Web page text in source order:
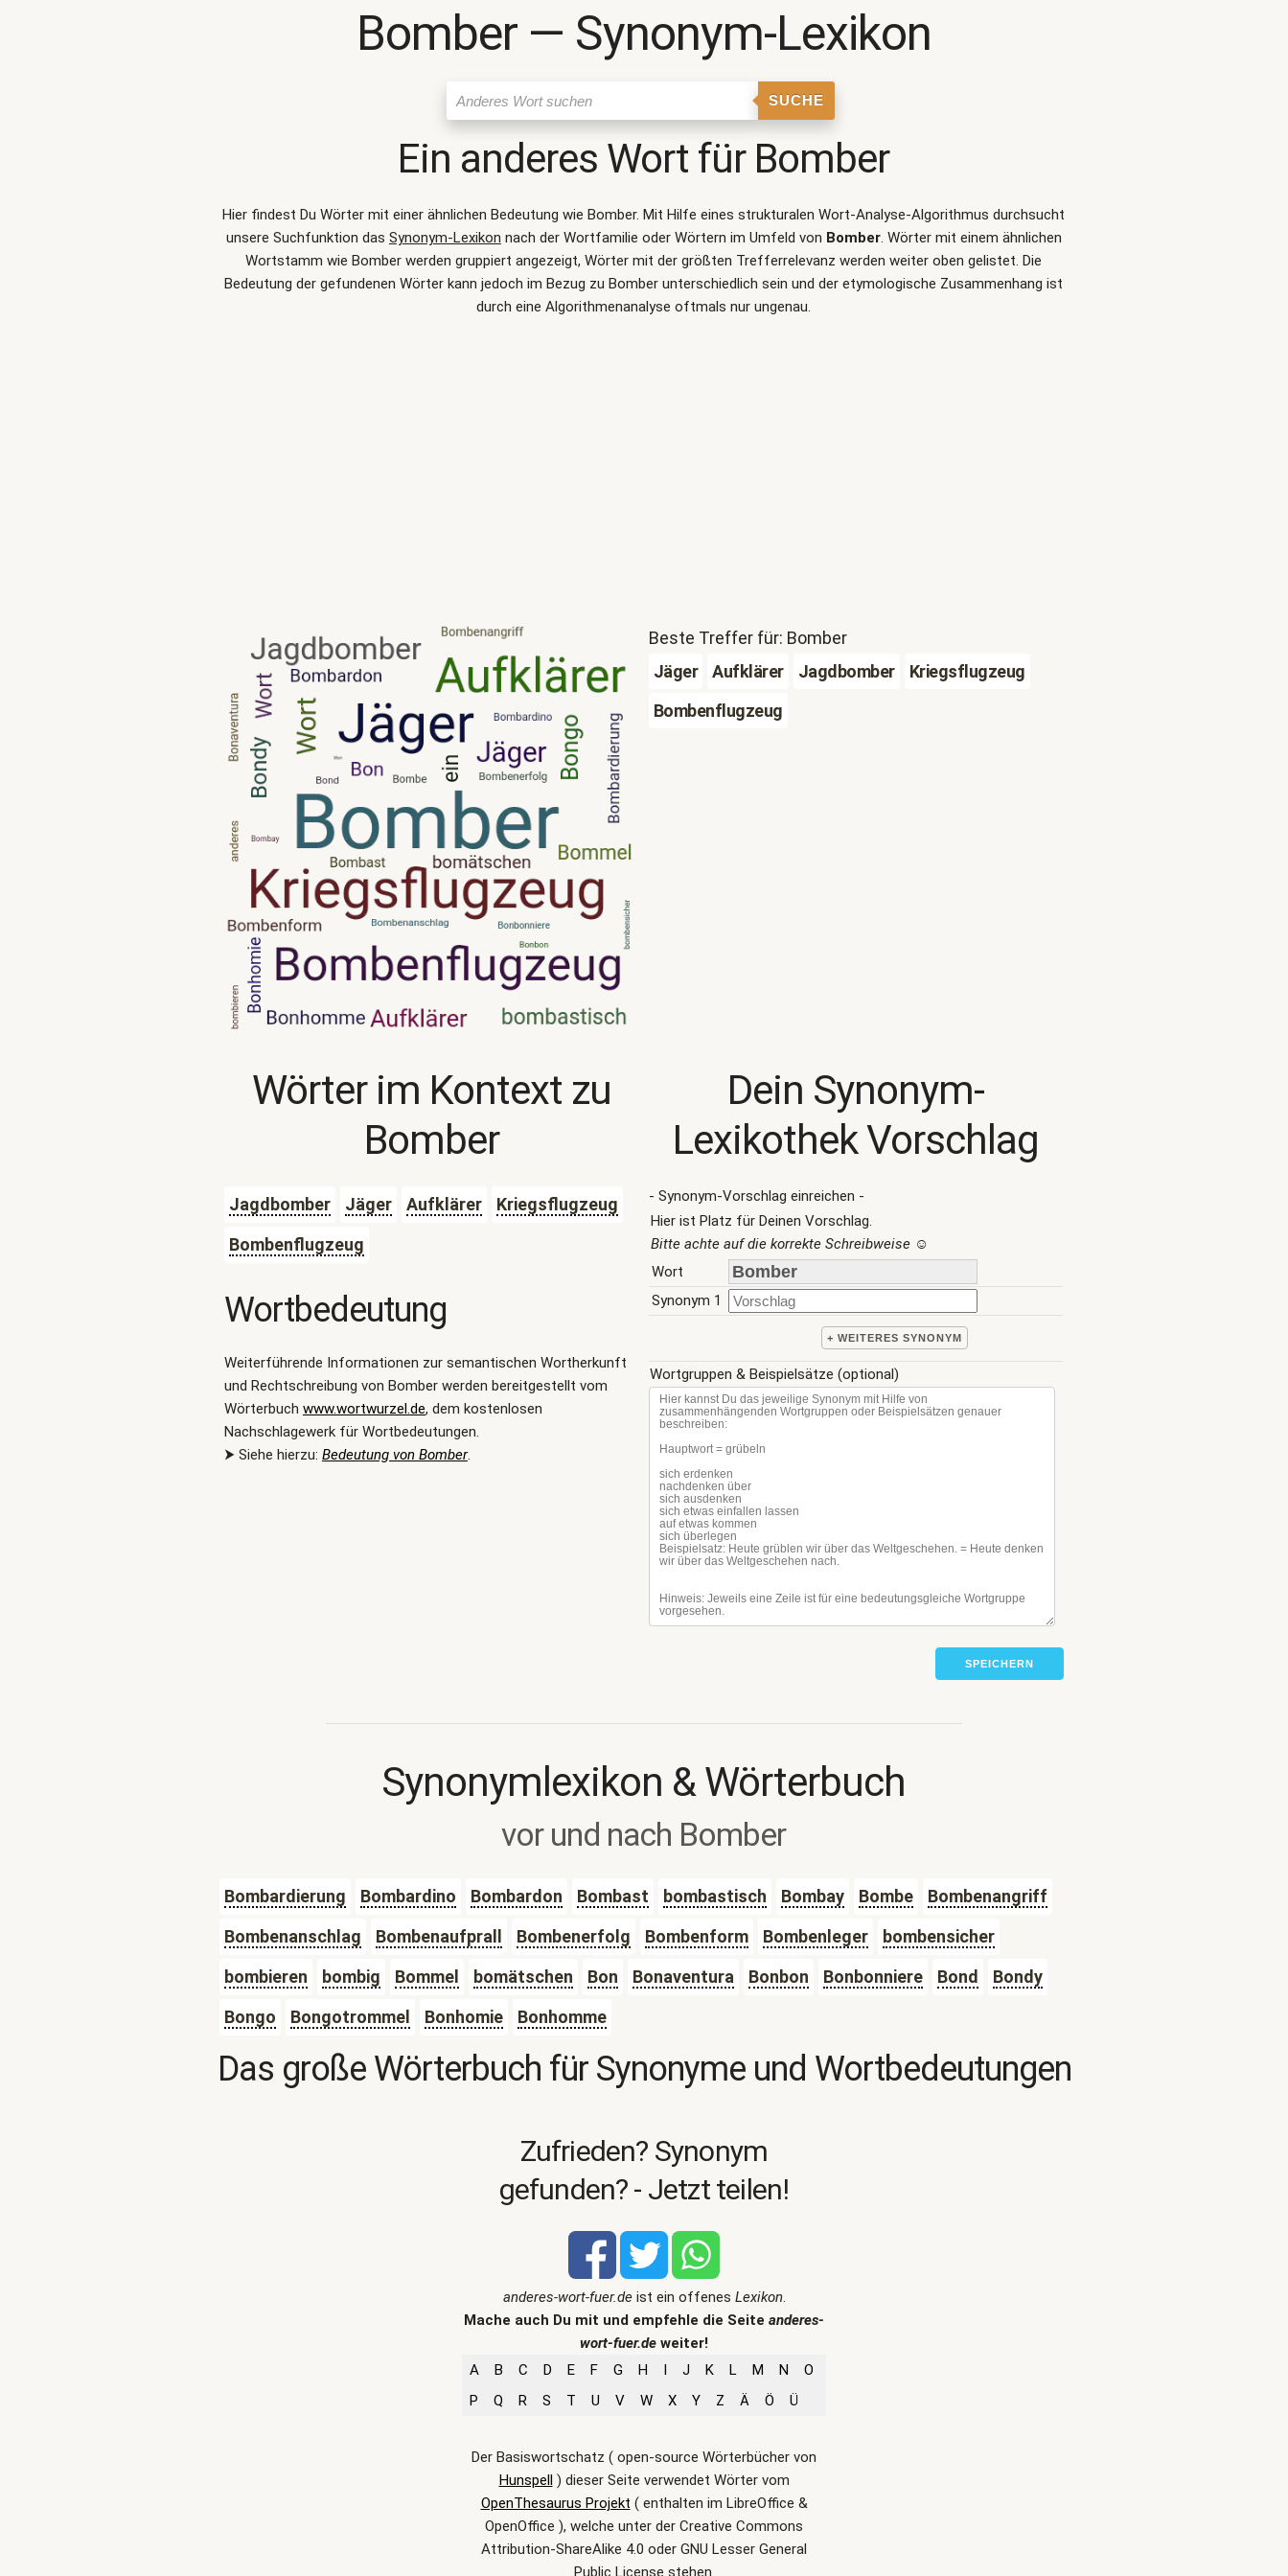
Bomber ― Synonym-Lexikon
SUCHE
Ein anderes Wort für Bomber
Hier findest Du Wörter mit einer ähnlichen Bedeutung wieBomber. Mit Hilfe eines strukturalen Wort-Analyse-Algorithmus durchsucht
unsere Suchfunktion das Synonym-Lexikon nach der Wortfamilie oder Wörtern im Umfeld von Bomber. Wörter mit einem ähnlichen
Wortstamm wie Bomber werden gruppiert angezeigt, Wörter mit der größten Trefferrelevanz werden weiter oben gelistet. Die
Bedeutung der gefundenen Wörter kann jedoch im Bezug zu Bomber unterschiedlich sein und der etymologische Zusammenhang ist
durch eine Algorithmenanalyse oftmals nur ungenau.
Beste Treffer für: Bomber
Jäger
Aufklärer Jagdbomber
Kriegsflugzeug
Bombenflugzeug
Wörter im Kontext zu
Bomber
Jagdbomber Jäger Aufklärer
Kriegsflugzeug
Bombenflugzeug
Wortbedeutung
Weiterführende Informationen zur semantischen Wortherkunft
und Rechtschreibung von Bomber werden bereitgestellt vom
Wörterbuch www.wortwurzel.de, dem kostenlosen
Nachschlagewerk für Wortbedeutungen.
⮞ Siehe hierzu: Bedeutung von Bomber.
Dein Synonym-
Lexikothek Vorschlag
- Synonym-Vorschlag einreichen -
Hier ist Platz für Deinen Vorschlag.
Bitte achte auf die korrekte Schreibweise☺
Wort
Synonym 1
+ WEITERES SYNONYM
Wortgruppen & Beispielsätze (optional)
SPEICHERN
Synonymlexikon & Wörterbuch
vor und nach Bomber
Bombardierung Bombardino Bombardon Bombast bombastisch Bombay Bombe
Bombenangriff
Bombenanschlag
Bombenaufprall Bombenerfolg Bombenform Bombenleger
bombensicher
bombieren
bombig Bommel bomätschen Bon Bonaventura Bonbon Bonbonniere Bond
Bondy
Bongo
Bongotrommel Bonhomie Bonhomme
Das große Wörterbuch für Synonyme und Wortbedeutungen
Zufrieden? Synonym
gefunden? - Jetzt teilen!
anderes-wort-fuer.deist ein offenes Lexikon.
Mache auch Du mit und empfehle die Seite anderes-
wort-fuer.de weiter!
A
B C D E F G H I J K L M N
O
P
Q R S T U V W X Y Z Ä Ö Ü
Der Basiswortschatz ( open-source Wörterbücher von
Hunspell) dieser Seite verwendet Wörter vom
OpenThesaurus Projekt ( enthalten im LibreOffice &
OpenOffice ), welche unter der Creative Commons
Attribution-ShareAlike 4.0 oder GNU Lesser General
Public License stehen.